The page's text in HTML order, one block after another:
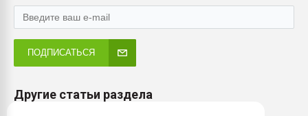
ПОДПИСАТЬСЯ
Другие статьи раздела